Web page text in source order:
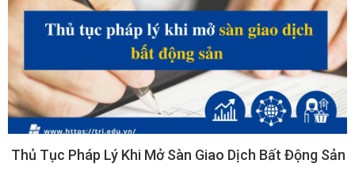
Thủ Tục Pháp Lý Khi Mở Sàn Giao Dịch Bất Động Sản